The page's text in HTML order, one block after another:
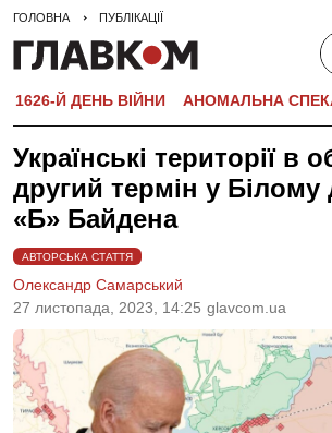
ГОЛОВНА ПУБЛІКАЦІЇ
1626-Й ДЕНЬ ВІЙНИ АНОМАЛЬНА
Українські території в
другий термін у Білому
«Б» Байдена
АВТОРСЬКА СТАТТЯ
27 листопада, 2023, 14:25 glavcom.ua
Олександр Самарський